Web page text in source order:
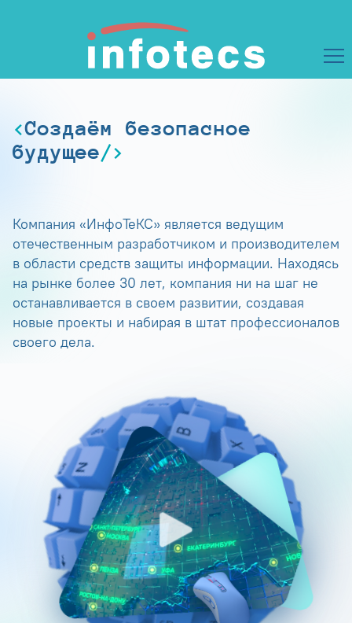
Создаём безопасное
будущее
Компания «ИнфоТеКС» является ведущим
отечественным разработчиком и производителем
в области средств защиты информации. Находясь
на рынке более 30 лет, компания ни на шаг не
останавливается в своем развитии, создавая
новые проекты и набирая в штат профессионалов
своего дела.